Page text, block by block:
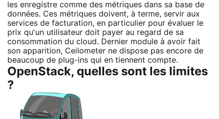
les enregistre comme des métriques dans sa base de
données. Ces métriques doivent, à terme, servir aux
services de facturation, en particulier pour évaluer le
prix qu'un utilisateur doit payer au regard de sa
consommation du cloud. Dernier module à avoir fait
son apparition, Ceilometer ne dispose pas encore de
beaucoup de plug-ins qui en tiennent compte.
OpenStack, quelles sont les limites
?